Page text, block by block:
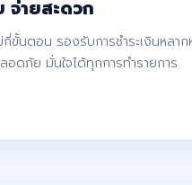
จ่ายสะดวก
กี่ขั้นตอน รองรับการชำระเงินหลาก
อดภัย มั่นใจได้ทุกการทำรายการ